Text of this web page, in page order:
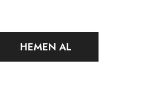
HEMEN AL